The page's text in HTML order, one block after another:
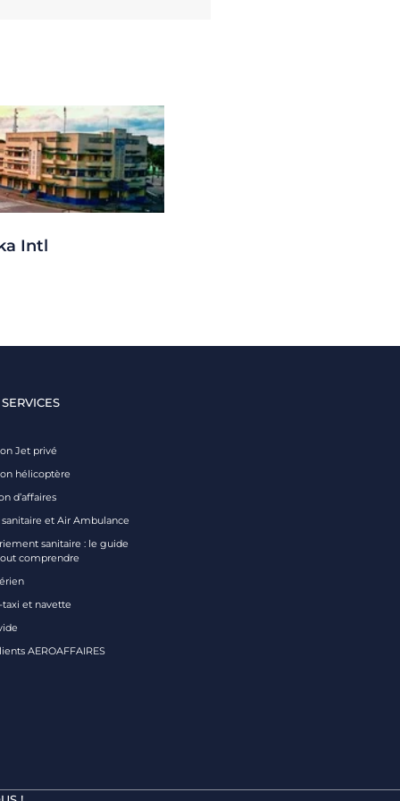
Intl
Jet privé
hélicoptère
d’affaires
et Air Ambulance
sanitaire : le guide
comprendre
taxi et navette
AEROAFFAIRES